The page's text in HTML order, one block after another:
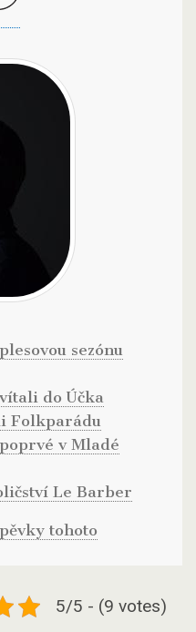
sezónu
do Účka
Folkparádu
v Mladé
Le Barber
tohoto
5/5 - (9 votes)